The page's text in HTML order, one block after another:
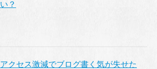
い？
アクセス激減でブログ書く気が失せた